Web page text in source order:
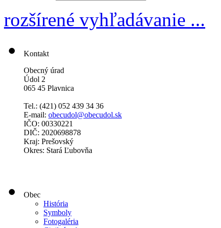
rozšírené vyhľadávanie ...
Kontakt
Obecný úrad
Údol 2
065 45 Plavnica
Tel.: (421) 052 439 34 36
E-mail: obecudol@obecudol.sk
IČO: 00330221
DIČ: 2020698878
Kraj: Prešovský
Okres: Stará Ľubovňa
Obec
História
Symboly
Fotogaléria